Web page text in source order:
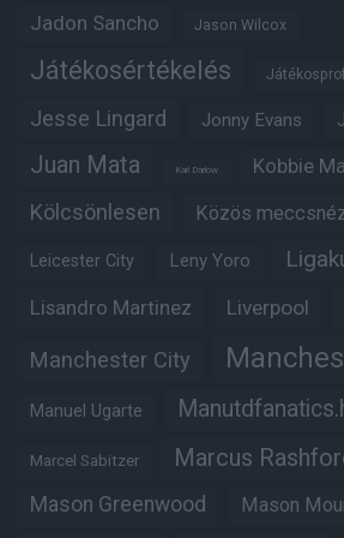
Jadon Sancho Jason Wilcox
Játékosértékelés
Jesse Lingard Jonny Evans
Juan Mata Karl Darlow Kobbie
Kölcsönlesen Közös
Leicester City Leny Yoro
Lisandro Martinez Liverpool
Manchester City
Manuel Ugarte
Marcel Sabitzer Marcus
Mason Greenwood Mason